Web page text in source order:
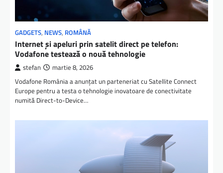
GADGETS, NEWS, ROMÂNĂ
Internet și apeluri prin satelit direct pe telefon:
Vodafone testează o nouă tehnologie
stefan martie 8, 2026
Vodafone România a anunțat un parteneriat cu Satellite Connect
Europe pentru a testa o tehnologie inovatoare de conectivitate
numită Direct-to-Device…